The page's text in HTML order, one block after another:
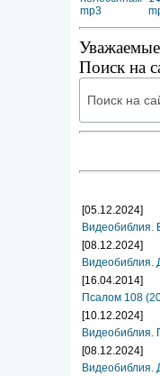
mp3
Уважаемые
Поиск на
[05.12.2024]
Видеобиблия.
[08.12.2024]
Видеобиблия.
[16.04.2014]
Псалом 108
[10.12.2024]
Видеобиблия.
[08.12.2024]
Видеобиблия.